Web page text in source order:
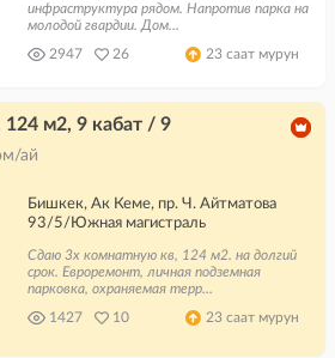
инфраструктура рядом. Напротив парка на
молодой гвардии. Дом...
2947
26 23 саат мурун
124 м2, 9 кабат / 9
ай
Бишкек, Ак Кеме, пр. Ч. Айтматова
93/5/Южная магистраль
Сдаю 3х комнатную кв, 124 м2. на долгий
срок. Евроремонт, личная подземная
парковка, охраняемая терр...
1427
10 23 саат мурун